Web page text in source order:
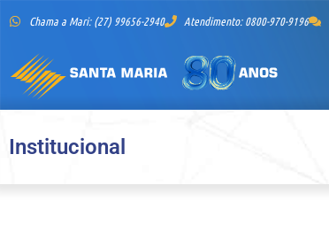
Chama a Mari: (27) 99656-2940 Atendimento: 0800-970-9196
Institucional